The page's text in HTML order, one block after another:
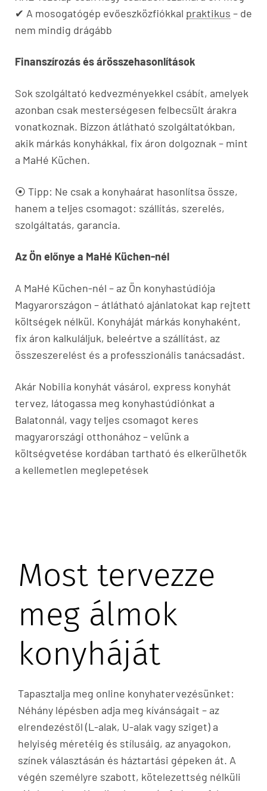
✔ A mosogatógép evőeszközfiókkal praktikus – de
nem mindig drágább
Finanszírozás és árösszehasonlítások
Sok szolgáltató kedvezményekkel csábít, amelyek
azonban csak mesterségesen felbecsült árakra
vonatkoznak. Bízzon átlátható szolgáltatókban,
akik márkás konyhákkal, fix áron dolgoznak – mint
a MaHé Küchen.
⦿ Tipp: Ne csak a konyhaárat hasonlítsa össze,
hanem a teljes csomagot: szállítás, szerelés,
szolgáltatás, garancia.
Az Ön előnye a MaHé Küchen-nél
A MaHé Küchen-nél – az Ön konyhastúdiója
Magyarországon – átlátható ajánlatokat kap rejtett
költségek nélkül. Konyháját márkás konyhaként,
fix áron kalkuláljuk, beleértve a szállítást, az
összeszerelést és a professzionális tanácsadást.
Akár Nobilia konyhát vásárol, express konyhát
tervez, látogassa meg konyhastúdiónkat a
Balatonnál, vagy teljes csomagot keres
magyarországi otthonához – velünk a
költségvetése kordában tartható és elkerülhetők
a kellemetlen meglepetések
Most tervezze
meg álmok
konyháját
Tapasztalja meg online konyhatervezésünket:
Néhány lépésben adja meg kívánságait – az
elrendezéstől (L-alak, U-alak vagy sziget) a
helyiség méretéig és stílusáig, az anyagokon,
színek választásán és háztartási gépeken át. A
végén személyre szabott, kötelezettség nélküli